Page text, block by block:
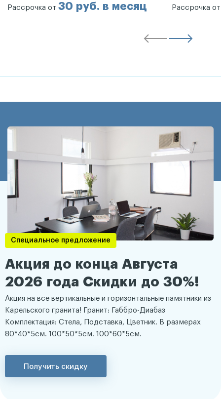
Рассрочка от 30 руб. в месяц Рассрочка
Специальное предложение
Акция до конца Августа
2026 года Скидки до 30%!
Акция на все вертикальные и горизонтальные памятники из
Карельского гранита! Гранит: Габбро-Диабаз
Комплектация: Стела, Подставка, Цветник. В размерах
80*40*5см. 100*50*5см. 100*60*5см.
Получить скидку